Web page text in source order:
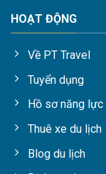
HOẠT ĐỘNG
Về PT Travel
Tuyển dụng
Hồ sơ năng lực
Thuê xe du lịch
Blog du lịch